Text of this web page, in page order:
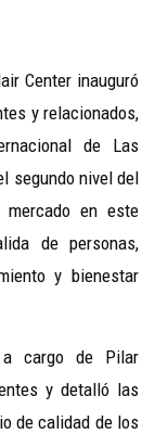
Center inauguró
y relacionados,
de Las
segundo nivel del
en este
de personas,
y bienestar
a cargo de Pilar
y detalló las
de calidad de los